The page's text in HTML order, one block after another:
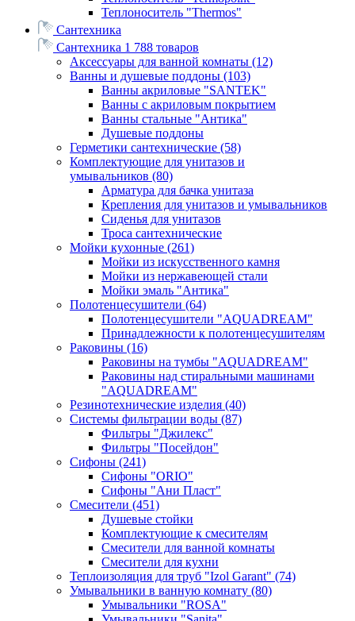
Теплоноситель "Thermos"
Сантехника
Сантехника 1 788 товаров
Аксессуары для ванной комнаты (12)
Ванны и душевые поддоны (103)
Ванны акриловые "SANTEK"
Ванны с акриловым покрытием
Ванны стальные "Антика"
Душевые поддоны
Герметики сантехнические (58)
Комплектующие для унитазов и
умывальников (80)
Арматура для бачка унитаза
Крепления для унитазов и умывальников
Сиденья для унитазов
Троса сантехнические
Мойки кухонные (261)
Мойки из искусственного камня
Мойки из нержавеющей стали
Мойки эмаль "Антика"
Полотенцесушители (64)
Полотенцесушители "AQUADREAM"
Принадлежности к полотенцесушителям
Раковины (16)
Раковины на тумбы "AQUADREAM"
Раковины над стиральными машинами
"AQUADREAM"
Резинотехнические изделия (40)
Системы фильтрации воды (87)
Фильтры "Джилекс"
Фильтры "Посейдон"
Сифоны (241)
Сифоны "ORIO"
Сифоны "Ани Пласт"
Смесители (451)
Душевые стойки
Комплектующие к смесителям
Смесители для ванной комнаты
Смесители для кухни
Теплоизоляция для труб "Izol Garant" (74)
Умывальники в ванную комнату (80)
Умывальники "ROSA"